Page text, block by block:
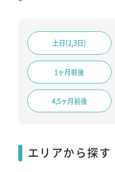
土日(2,3日)
1ヶ月前後
4,5ヶ月前後
エリアから探す